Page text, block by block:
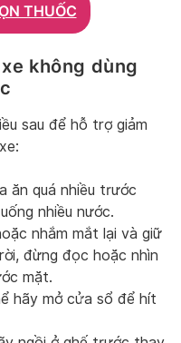
THUỐC
không dùng
sau để hỗ trợ giảm
ăn quá nhiều trước
nhiều nước.
nhắm mắt lại và giữ
đừng đọc hoặc nhìn
mặt.
hãy mở cửa sổ để hít